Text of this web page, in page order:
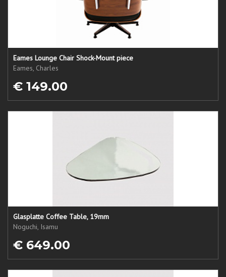
Eames Lounge Chair Shock-Mount piece
Eames, Charles
€ 149.00
Glasplatte Coffee Table, 19mm
Noguchi, Isamu
€ 649.00